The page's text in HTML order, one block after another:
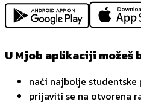
U Mjob aplikaciji možeš
naći najbolje studentske
prijaviti se na otvorena